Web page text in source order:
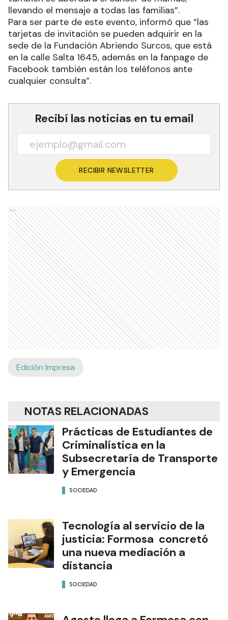
llevando el mensaje a todas las familias”.
Para ser parte de este evento, informó que “las
tarjetas de invitación se pueden adquirir en la
sede de la Fundación Abriendo Surcos, que está
en la calle Salta 1645, además en la fanpage de
Facebook también están los teléfonos ante
cualquier consulta”.
Recibí las noticias en tu email
RECIBIR NEWSLETTER
Ads
Edición Impresa
NOTAS RELACIONADAS
Prácticas de Estudiantes de
Criminalística en la
Subsecretaría de Transporte
y Emergencia
SOCIEDAD
Tecnología al servicio de la
justicia: Formosa concretó
una nueva mediación a
distancia
SOCIEDAD